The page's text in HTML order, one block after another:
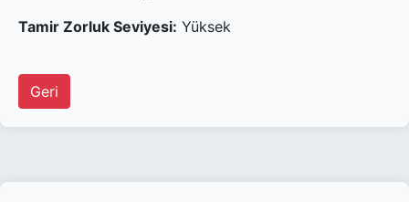
Tamir Zorluk Seviyesi: Yüksek
Geri